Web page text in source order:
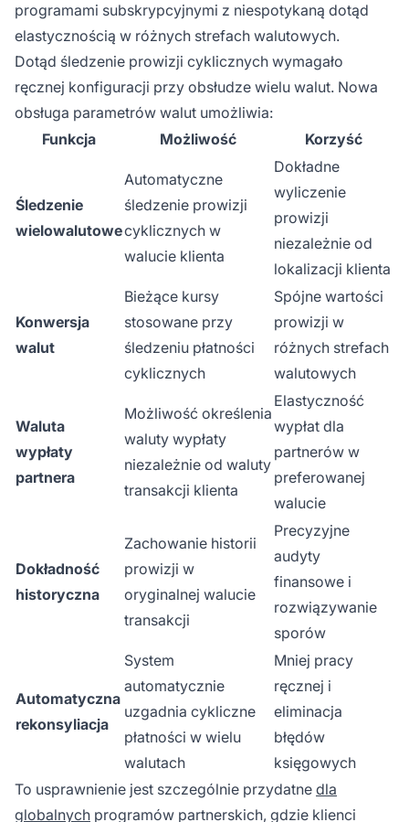
programami subskrypcyjnymi z niespotykaną dotąd
elastycznością w różnych strefach walutowych.
Dotąd śledzenie prowizji cyklicznych wymagało
ręcznej konfiguracji przy obsłudze wielu walut. Nowa
obsługa parametrów walut umożliwia:
Funkcja
Możliwość Korzyść
Śledzenie
wielowalutowe
Automatyczne
śledzenie prowizji
cyklicznych w
walucie klienta
Dokładne
wyliczenie
prowizji
niezależnie od
lokalizacji klienta
Konwersja
walut
Bieżące kursy
stosowane przy
śledzeniu płatności
cyklicznych
Spójne wartości
prowizji w
różnych strefach
walutowych
Waluta
wypłaty
partnera
Możliwość określenia
waluty wypłaty
niezależnie od waluty
transakcji klienta
Elastyczność
wypłat dla
partnerów w
preferowanej
walucie
Dokładność
historyczna
Zachowanie historii
prowizji w
oryginalnej walucie
transakcji
Precyzyjne
audyty
finansowe i
rozwiązywanie
sporów
Automatyczna
rekonsyliacja
System
automatycznie
uzgadnia cykliczne
płatności w wielu
walutach
Mniej pracy
ręcznej i
eliminacja
błędów
księgowych
To usprawnienie jest szczególnie przydatne dla
globalnych programów partnerskich, gdzie klienci